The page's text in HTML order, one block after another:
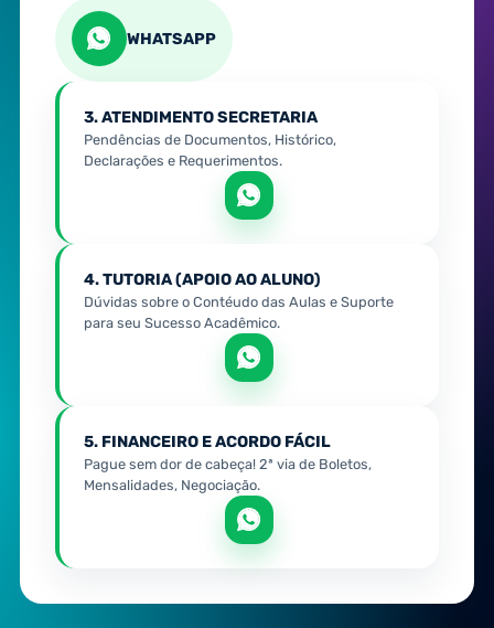
WHATSAPP
3. ATENDIMENTO SECRETARIA
Pendências de Documentos, Histórico,
Declarações e Requerimentos.
4. TUTORIA (APOIO AO ALUNO)
Dúvidas sobre o Contéudo das Aulas e Suporte
para seu Sucesso Acadêmico.
5. FINANCEIRO E ACORDO FÁCIL
Pague sem dor de cabeça! 2ª via de Boletos,
Mensalidades, Negociação.